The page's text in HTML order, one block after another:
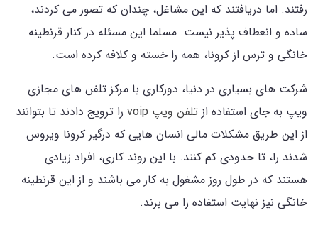
رفتند. اما دریافتند که این مشاغل، چندان که تصور می کردند،
ساده و انعطاف پذیر نیست. مسلما این مسئله در کنار قرنطینه
خانگی و ترس از کرونا، همه را خسته و کلافه کرده است.
شرکت های بسیاری در دنیا، دورکاری با مرکز تلفن های مجازی
ویپ به جای استفاده از تلفن ویپ voip
را ترویج دادند تا بتوانند
از این طریق مشکلات مالی انسان هایی که درگیر کرونا ویروس
شدند را، تا حدودی کم کنند. با این روند کاری، افراد زیادی
هستند که در طول روز مشغول به کار می باشند و از این قرنطینه
خانگی نیز نهایت استفاده را می برند.